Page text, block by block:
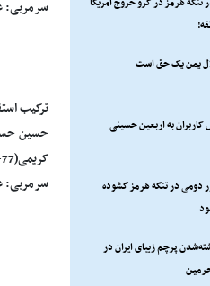
یمن یک حق است
کاربران به اربعین حسینی
دومی در تنگه هرمز گشوده
پرچم زیبای ایران در
سرمربی:
ترکیب
حسین
کریمی(77- علی قربانی) و کاوه رضایی.
سرمربی: